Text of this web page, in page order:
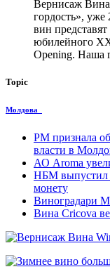
Вернисаж
гордость»,
вин
юбилейного
Opening. Наша
Topic
Молдова
PM признала
власти в
АО Aroma
НБМ выпустил
монету
Виноградари
Вина Cricova